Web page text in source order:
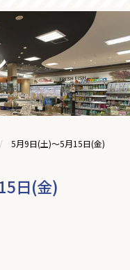
5月9日(土)～5月15日(金)
日(金)